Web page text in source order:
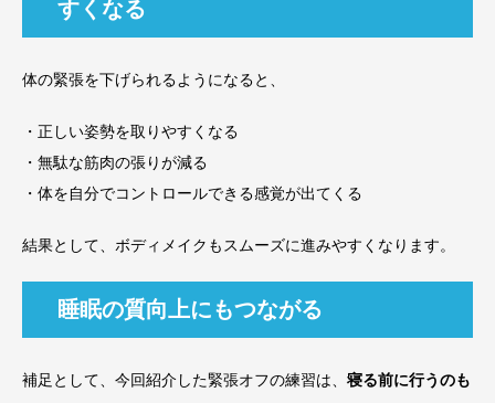
すくなる
体の緊張を下げられるようになると、
・正しい姿勢を取りやすくなる
・無駄な筋肉の張りが減る
・体を自分でコントロールできる感覚が出てくる
結果として、ボディメイクもスムーズに進みやすくなります。
睡眠の質向上にもつながる
補足として、今回紹介した緊張オフの練習は、 寝る前に行うのも